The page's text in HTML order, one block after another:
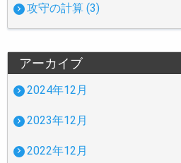
攻守の計算 (3)
アーカイブ
2024年12月
2023年12月
2022年12月